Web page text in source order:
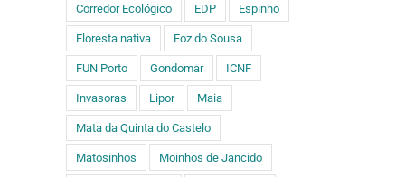
Corredor Ecológico EDP Espinho
Floresta nativa Foz do Sousa
FUN Porto Gondomar ICNF
Invasoras Lipor Maia
Mata da Quinta do Castelo
Matosinhos Moinhos de Jancido